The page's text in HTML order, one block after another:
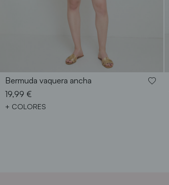
Bermuda vaquera ancha
19,99 €
+ COLORES
4042 46 48